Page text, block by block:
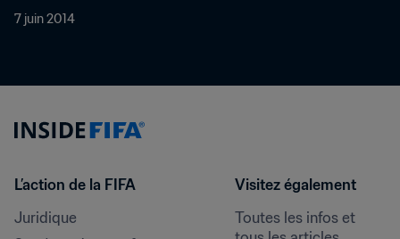
7 juin 2014
L’action de la FIFA
Juridique
Visitez également
Toutes les infos et